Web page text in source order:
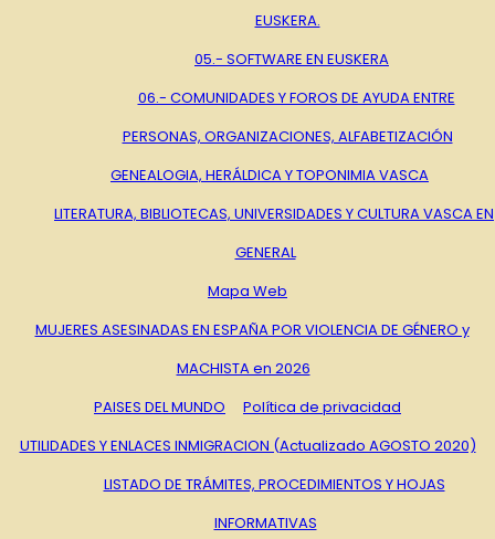
EUSKERA.
05.- SOFTWARE EN EUSKERA
06.- COMUNIDADES Y FOROS DE AYUDA ENTRE
PERSONAS, ORGANIZACIONES, ALFABETIZACIÓN
GENEALOGIA, HERÁLDICA Y TOPONIMIA VASCA
LITERATURA, BIBLIOTECAS, UNIVERSIDADES Y CULTURA VASCA EN
GENERAL
Mapa Web
MUJERES ASESINADAS EN ESPAÑA POR VIOLENCIA DE GÉNERO y
MACHISTA en 2026
PAISES DEL MUNDO
Política de privacidad
UTILIDADES Y ENLACES INMIGRACION (Actualizado AGOSTO 2020)
LISTADO DE TRÁMITES, PROCEDIMIENTOS Y HOJAS
INFORMATIVAS